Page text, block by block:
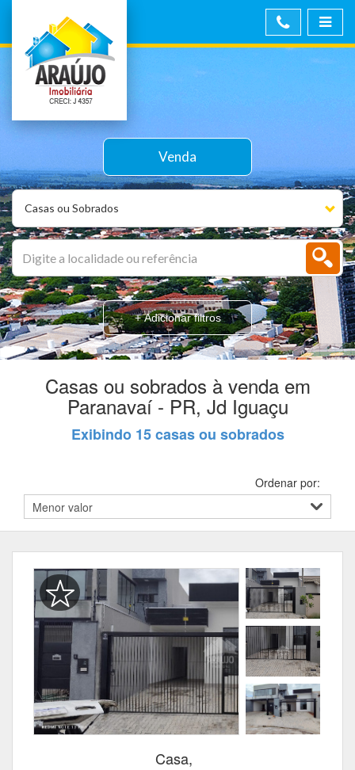
Casas ou Sobrados
Venda
+ Adicionar filtros
Casas ou sobrados à venda em
Paranavaí - PR, Jd Iguaçu
Exibindo 15 casas ou sobrados
Ordenar por:
Casa,